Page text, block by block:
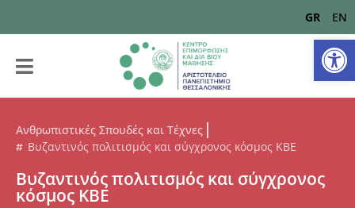
GR EN
Ανθρωπιστικές Σπουδές και Τέχνες
Βυζαντινός πολιτισμός και σύγχρονος κόσμος ΚΒΕ
Βυζαντινός πολιτισμός και σύγχρονος
κόσμος ΚΒΕ